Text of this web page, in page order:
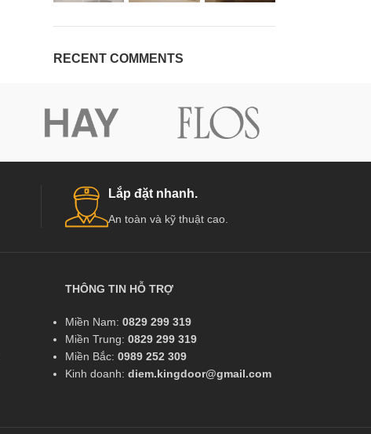
RECENT COMMENTS
Lắp đặt nhanh.
An toàn và kỹ thuật cao.
THÔNG TIN HỖ TRỢ
Miền Nam: 0829 299 319
Miền Trung: 0829 299 319
Miền Bắc: 0989 252 309
Kinh doanh: diem.kingdoor@gmail.com